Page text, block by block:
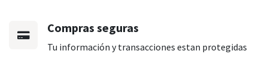
Compras seguras
Tu información y transacciones estan protegidas